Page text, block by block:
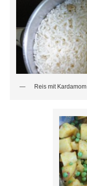
Reis mit Kardamom